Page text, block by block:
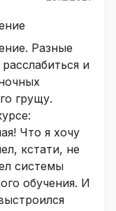
Разные
и
грущу.
Что я хочу
кстати, не
системы
обучения. И